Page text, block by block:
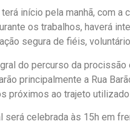
início pela manhã, com
os trabalhos, haverá
segura de fiéis,
do percurso da
principalmente a Rua
próximos ao trajeto
será celebrada às 15h em